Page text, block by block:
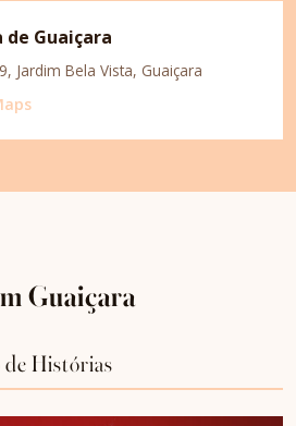
Guaiçara
Jardim Bela Vista, Guaiçara
Guaiçara
Histórias